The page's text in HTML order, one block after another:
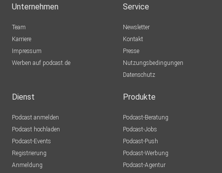
Unternehmen
Team
Karriere
Impressum
Werben auf podcast.de
Service
Newsletter
Kontakt
Presse
Nutzungsbedingungen
Datenschutz
Dienst
Podcast anmelden
Podcast hochladen
Podcast-Events
Registrierung
Anmeldung
Produkte
Podcast-Beratung
Podcast-Jobs
Podcast-Push
Podcast-Werbung
Podcast-Agentur